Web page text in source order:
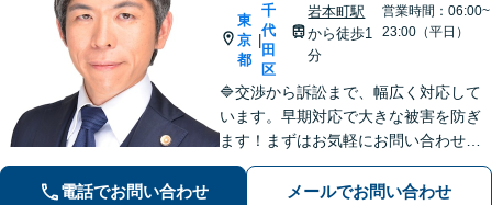
東
京
都
千
代
田
区
岩本町駅
から徒歩1
分
営業時間：06:00~
23:00（平日）
🔷交渉から訴訟まで、幅広く対応して
います。早期対応で大きな被害を防ぎ
ます！まずはお気軽にお問い合わせく
ださい。◤完全予約制で初回法律相談
無料◢「交通事故・労働災害・遺産相
電話でお問い合わせ メールでお問い合わせ